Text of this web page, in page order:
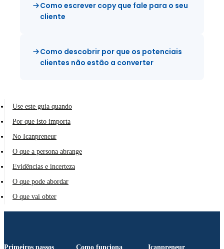
Como escrever copy que fale para o seu
cliente
Como descobrir por que os potenciais
clientes não estão a converter
Use este guia quando
Por que isto importa
No Icanpreneur
O que a persona abrange
Evidências e incerteza
O que pode abordar
O que vai obter
Primeiros passos Como funciona Icanpreneur